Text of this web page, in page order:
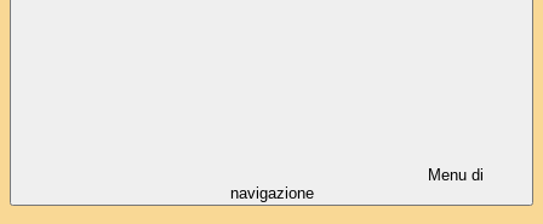
Menu di
navigazione